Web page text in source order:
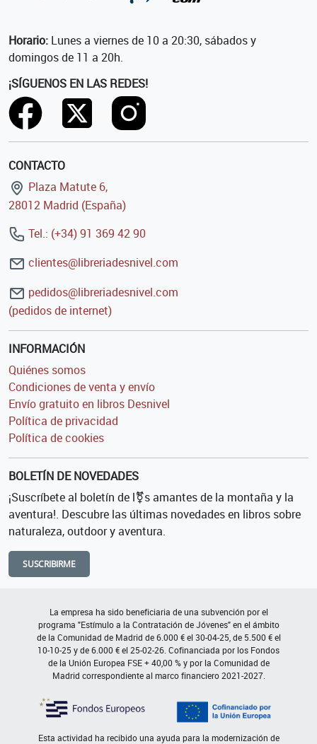
Horario: Lunes a viernes de 10 a 20:30, sábados y
domingos de 11 a 20h.
¡SÍGUENOS EN LAS REDES!
CONTACTO
Plaza Matute 6,
28012 Madrid (España)
Tel.: (+34) 91 369 42 90
clientes@libreriadesnivel.com
pedidos@libreriadesnivel.com
(pedidos de internet)
INFORMACIÓN
Quiénes somos
Condiciones de venta y envío
Envío gratuito en libros Desnivel
Política de privacidad
Política de cookies
BOLETÍN DE NOVEDADES
¡Suscríbete al boletín de l⚧s amantes de la montaña y la
aventura!. Descubre las últimas novedades en libros sobre
naturaleza, outdoor y aventura.
SUSCRIBIRME
La empresa ha sido beneficiaria de una subvención por el
programa "Estímulo a la Contratación de Jóvenes" en el ámbito
de la Comunidad de Madrid de 6.000 € el 30-04-25, de 5.500 € el
10-10-25 y de 6.000 € el 25-02-26. Cofinanciada por los Fondos
de la Unión Europea FSE + 40,00 % y por la Comunidad de
Madrid correspondiente al marco financiero 2021-2027.
Esta actividad ha recibido una ayuda para la modernización de